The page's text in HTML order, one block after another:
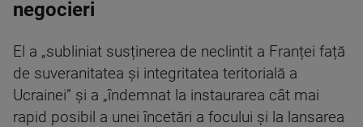
negocieri
El a „subliniat susținerea de neclintit a Franței față
de suveranitatea și integritatea teritorială a
Ucrainei” și a „îndemnat la instaurarea cât mai
rapid posibil a unei încetări a focului și la lansarea